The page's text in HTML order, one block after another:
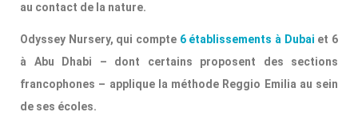
au contact de la nature.
Odyssey Nursery, qui compte 6 établissements à Dubai et 6
à Abu Dhabi – dont certains proposent des sections
francophones – applique la méthode Reggio Emilia au sein
de ses écoles.